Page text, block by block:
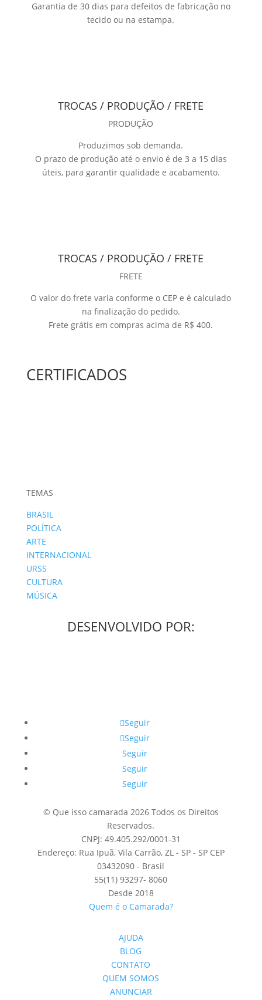
Garantia de 30 dias para defeitos de fabricação no
tecido ou na estampa.
TROCAS / PRODUÇÃO / FRETE
PRODUÇÃO
Produzimos sob demanda.
O prazo de produção até o envio é de 3 a 15 dias
úteis, para garantir qualidade e acabamento.
TROCAS / PRODUÇÃO / FRETE
FRETE
O valor do frete varia conforme o CEP e é calculado
na finalização do pedido.
Frete grátis em compras acima de R$ 400.
CERTIFICADOS
TEMAS
BRASIL
POLÍTICA
ARTE
INTERNACIONAL
URSS
CULTURA
MÚSICA
DESENVOLVIDO POR:
Seguir
Seguir
Seguir
Seguir
Seguir
© Que isso camarada 2026 Todos os Direitos
Reservados.
CNPJ: 49.405.292/0001-31
Endereço: Rua Ipuã, Vila Carrão, ZL - SP - SP CEP
03432090 - Brasil
55(11) 93297- 8060
Desde 2018
Quem é o Camarada?
AJUDA
BLOG
CONTATO
QUEM SOMOS
ANUNCIAR